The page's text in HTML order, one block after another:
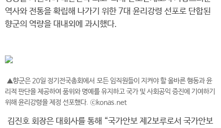
역사와 전통을 확립해 나가기 위한 7대 윤리강령 선포로 단합된
향군의 역량을 대내외에 과시했다.
▲향군은 20일 정기전국총회에서 모든 임직원들이 지켜야 할 올바른 행동과 윤
리적 판단을 제공하여 품위와 명예를 유지하고 국가 및 사회공익 증진에 기여하기
위해 윤리강령을 제정 선포했다. ⓒkonas.net
김진호 회장은 대회사를 통해 “국가안보 제2보루로서 국가안보